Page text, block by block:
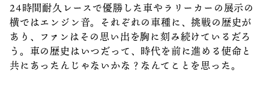
24時間耐久レースで優勝した車やラリーカーの展示の
横ではエンジン音。それぞれの車種に、挑戦の歴史が
あり、ファンはその思い出を胸に刻み続けているだろ
う。車の歴史はいつだって、時代を前に進める使命と
共にあったんじゃないかな？なんてことを思った。